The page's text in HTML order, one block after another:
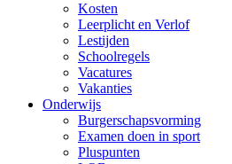
Kosten
Leerplicht en Verlof
Lestijden
Schoolregels
Vacatures
Vakanties
Onderwijs
Burgerschapsvorming
Examen doen in sport
Pluspunten